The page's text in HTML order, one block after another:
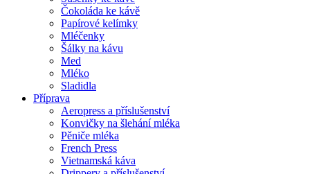
Čokoláda ke kávě
Papírové kelímky
Mléčenky
Šálky na kávu
Med
Mléko
Sladidla
Příprava
Aeropress a příslušenství
Konvičky na šlehání mléka
Pěniče mléka
French Press
Vietnamská káva